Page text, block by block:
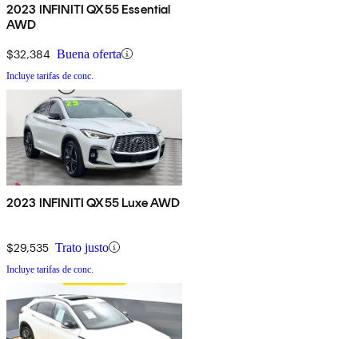
2023 INFINITI QX55 Essential
AWD
$32,384 Buena oferta
Incluye tarifas de conc.
2023 INFINITI QX55 Luxe AWD
$29,535 Trato justo
Incluye tarifas de conc.